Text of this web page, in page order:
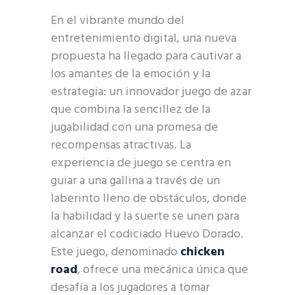
En el vibrante mundo del
entretenimiento digital, una nueva
propuesta ha llegado para cautivar a
los amantes de la emoción y la
estrategia: un innovador juego de azar
que combina la sencillez de la
jugabilidad con una promesa de
recompensas atractivas. La
experiencia de juego se centra en
guiar a una gallina a través de un
laberinto lleno de obstáculos, donde
la habilidad y la suerte se unen para
alcanzar el codiciado Huevo Dorado.
Este juego, denominado chicken
road, ofrece una mecánica única que
desafía a los jugadores a tomar